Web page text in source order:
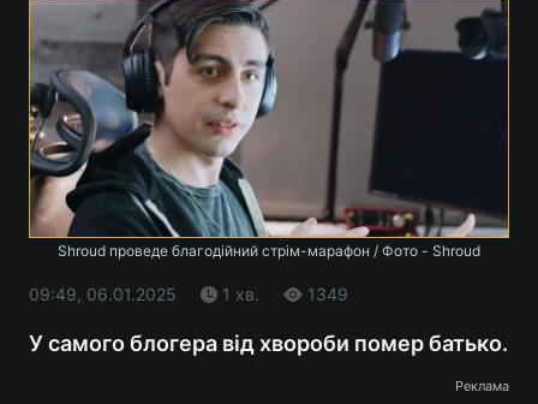
Shroud проведе благодійний стрім-марафон / Фото - Shroud
09:49, 06.01.2025 1 хв. 1349
У самого блогера від хвороби помер батько.
Реклама